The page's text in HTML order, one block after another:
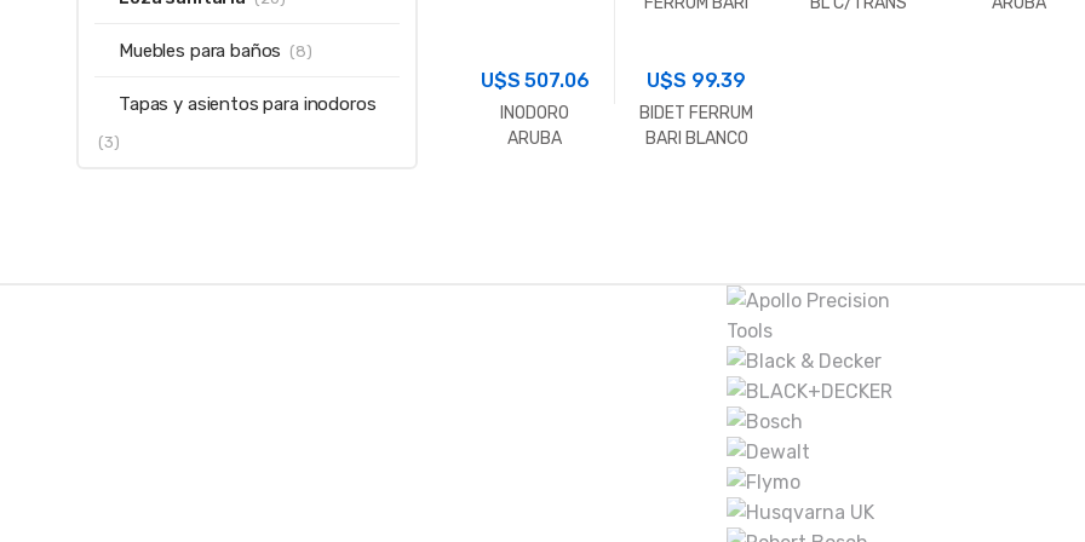
U$S507.06
INODORO
ARUBA
U$S 99.39
BIDET FERRUM
BARI BLANCO
Muebles para baños (8)
Tapas y asientos para inodoros
(3)